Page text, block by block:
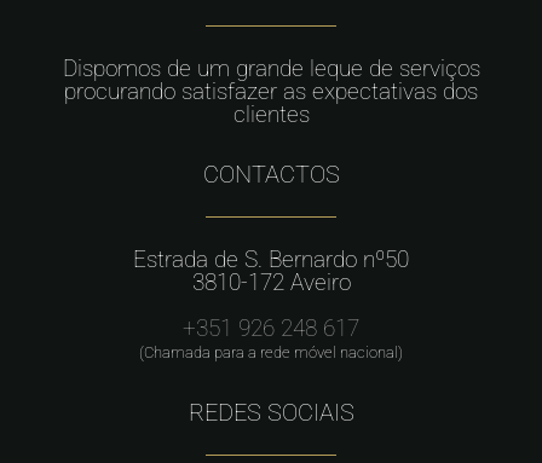
Dispomos de um grande leque de serviços
procurando satisfazer as expectativas dos
clientes
CONTACTOS
Estrada de S. Bernardo nº50
3810-172 Aveiro
+351 926 248 617
(Chamada para a rede móvel nacional)
REDES SOCIAIS